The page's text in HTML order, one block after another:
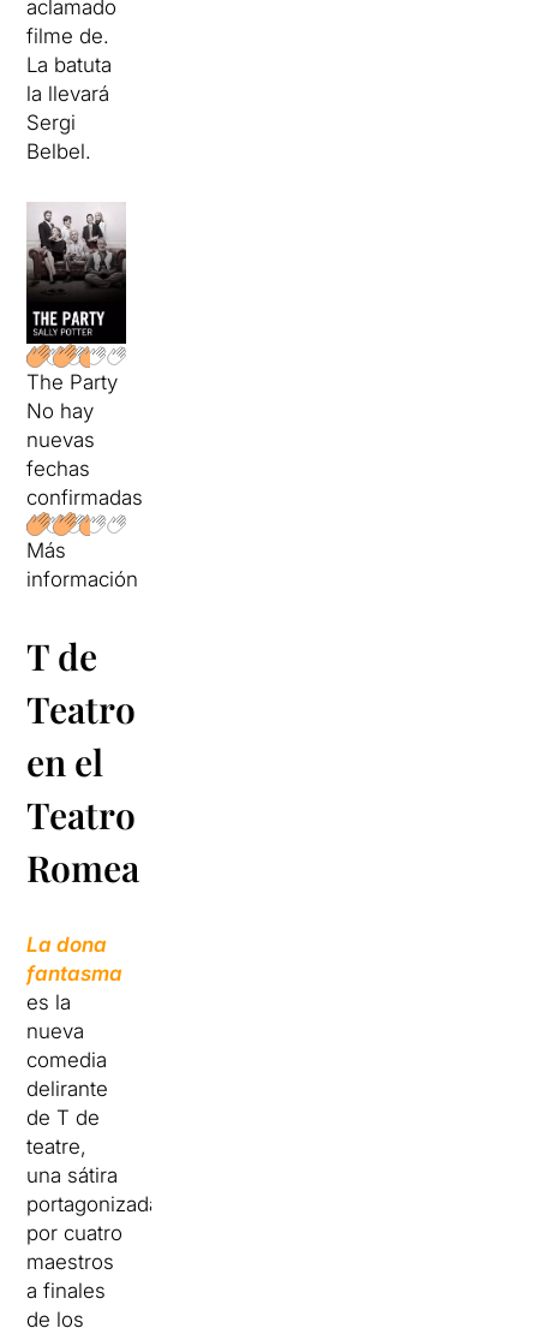
aclamado
filme de.
La batuta
la llevará
Sergi
Belbel.
The Party
No hay
nuevas
fechas
confirmadas
Más
información
T de
Teatro
en el
Teatro
Romea
La dona
fantasma
es la
nueva
comedia
delirante
de T de
teatre,
una sátira
portagonizada
por cuatro
maestros
a finales
de los